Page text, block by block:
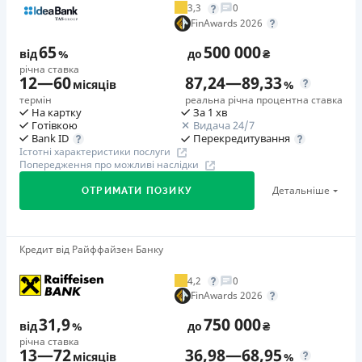
Додаткова комісія за дострокове погашення
у будь-який момент можна повністю погасити позику без
додаткових плат
Страховка
відсутня
Штрафи
Неустойка за невиконання та/або неналежне виконання
споживачем грошових зобов’язань: штраф у розмірі 75%
від суми невиконаного та/або неналежного виконання
зобов’язання на 2-й день кожного факту такого
невиконання та/або неналежного виконання.
Детальніше читайте на сайті МФО.
Необхідні документи
Паспорт,ІПН
Вік
18 - 65 років
Переваги
3,3
0
FinAwards 2026
від65%
річна ставка
до500 000₴
12—60місяців
термін
87,24—89,33%
реальна річна процентна ставка
На картку
Готівкою
Bank ID
За 1 хв
Видача 24/7
Перекредитування
Істотні характеристики послуги
Попередження про можливі наслідки
ОТРИМАТИ ПОЗИКУ Детальніше
🥇Переможець FinAwards 2026
Переможець FinAwards 2026 «Найкращий кредит
готівкою»
вiд 65%/рік до 500 000 ₴
Додаткова комісія за дострокове погашення
Кредит від Райффайзен Банку
4,2
0
FinAwards 2026
від31,9%
річна ставка
до750 000₴
13—72місяців 36,98—68,95%